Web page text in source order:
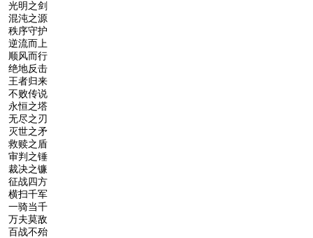
光明之剑
混沌之源
秩序守护
逆流而上
顺风而行
绝地反击
王者归来
不败传说
永恒之塔
无尽之刃
灭世之矛
救赎之盾
审判之锤
裁决之镰
征战四方
横扫千军
一骑当千
万夫莫敌
百战不殆